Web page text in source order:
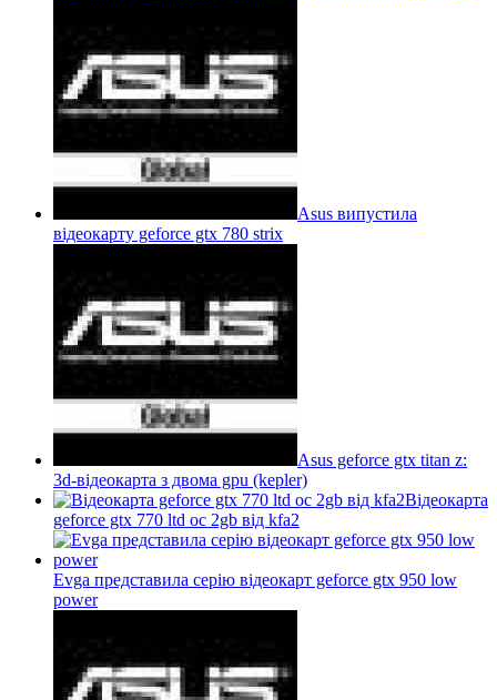
Asus випустила
відеокарту geforce gtx 780 strix
Asus geforce gtx titan z:
3d-відеокарта з двома gpu (kepler)
Відеокарта
geforce gtx 770 ltd oc 2gb від kfa2
Evga представила серію відеокарт geforce gtx 950 low
power